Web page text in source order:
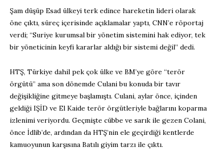
Şam düşüp Esad ülkeyi terk edince hareketin lideri olarak
öne çıktı, süreç içerisinde açıklamalar yaptı, CNN’e röportaj
verdi; “Suriye kurumsal bir yönetim sistemini hak ediyor, tek
bir yöneticinin keyfi kararlar aldığı bir sistemi değil” dedi.
HTŞ, Türkiye dahil pek çok ülke ve BM’ye göre “terör
örgütü” ama son dönemde Culani bu konuda bir tavır
değişikliğine gitmeye başlamıştı. Culani, aylar önce, içinden
geldiği IŞİD ve El Kaide terör örgütleriyle bağlarını koparma
izlenimi veriyordu. Geçmişte cübbe ve sarık ile gezen Colani,
önce İdlib’de, ardından da HTŞ’nin ele geçirdiği kentlerde
kamuoyunun karşısına Batılı giyim tarzı ile çıktı.